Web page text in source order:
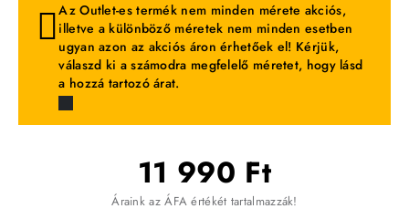
11 990 Ft
Áraink az ÁFA értékét tartalmazzák!
Az Outlet-es termék nem minden mérete akciós,
illetve a különböző méretek nem minden esetben
ugyan azon az akciós áron érhetőek el! Kérjük,
válaszd ki a számodra megfelelő méretet, hogy lásd
a hozzá tartozó árat.